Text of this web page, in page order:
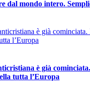
dal mondo intero.
è già
tutta l’Europa